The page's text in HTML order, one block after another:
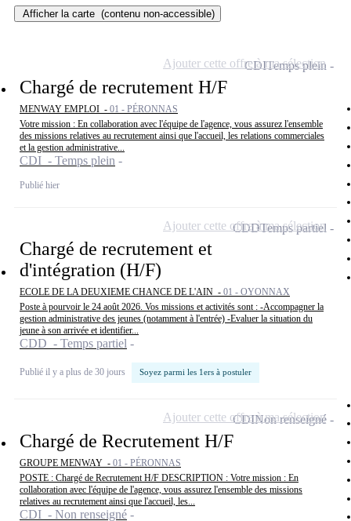
Afficher la carte (contenu non-accessible)
Chargé de recrutement H/F
MENWAY EMPLOI - 01 - PÉRONNAS
Votre mission : En collaboration avec l'équipe de l'agence, vous assurez l'ensemble
des missions relatives au recrutement ainsi que l'accueil, les relations commerciales
et la gestion administrative...
CDI - Temps plein
Publié hier
CDITemps plein
Ajouter cette offre à ma sélection
Chargé de recrutement et
d'intégration (H/F)
ECOLE DE LA DEUXIEME CHANCE DE L'AIN - 01 - OYONNAX
Poste à pourvoir le 24 août 2026. Vos missions et activités sont : -Accompagner la
gestion administrative des jeunes (notamment à l'entrée) -Evaluer la situation du
jeune à son arrivée et identifier...
CDD - Temps partiel
Publié il y a plus de 30 jours Soyez parmi les 1ers à postuler
CDDTemps partiel
Ajouter cette offre à ma sélection
Chargé de Recrutement H/F
GROUPE MENWAY - 01 - PÉRONNAS
POSTE : Chargé de Recrutement H/F DESCRIPTION : Votre mission : En
collaboration avec l'équipe de l'agence, vous assurez l'ensemble des missions
relatives au recrutement ainsi que l'accueil, les...
CDI - Non renseigné
CDINon renseigné
Ajouter cette offre à ma sélection